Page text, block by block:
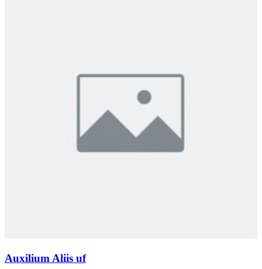
Auxilium Aliis uf